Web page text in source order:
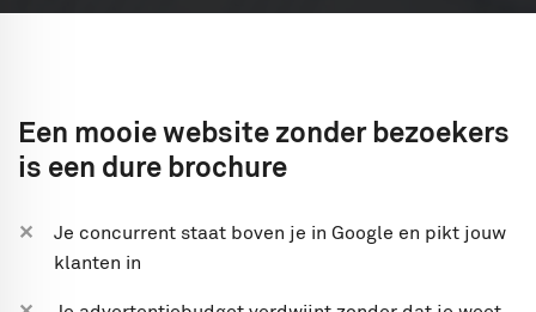
Een mooie website zonder bezoekers
is een dure brochure
Je concurrent staat boven je in Google en pikt jouw
klanten in